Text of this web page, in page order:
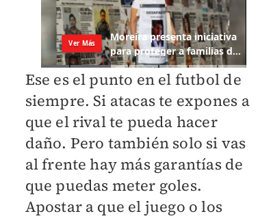
Ese es el punto en el futbol de
siempre. Si atacas te expones a
que el rival te pueda hacer
daño. Pero también solo si vas
al frente hay más garantías de
que puedas meter goles.
Apostar a que el juego o los